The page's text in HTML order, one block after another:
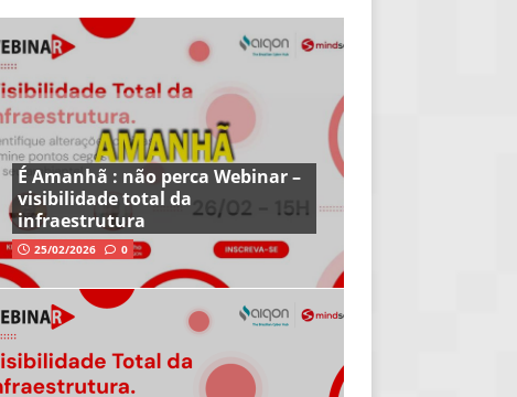
É Amanhã : não perca Webinar –
visibilidade total da
infraestrutura
25/02/2026 0